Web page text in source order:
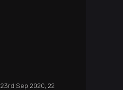
23rd Sep 2020, 22